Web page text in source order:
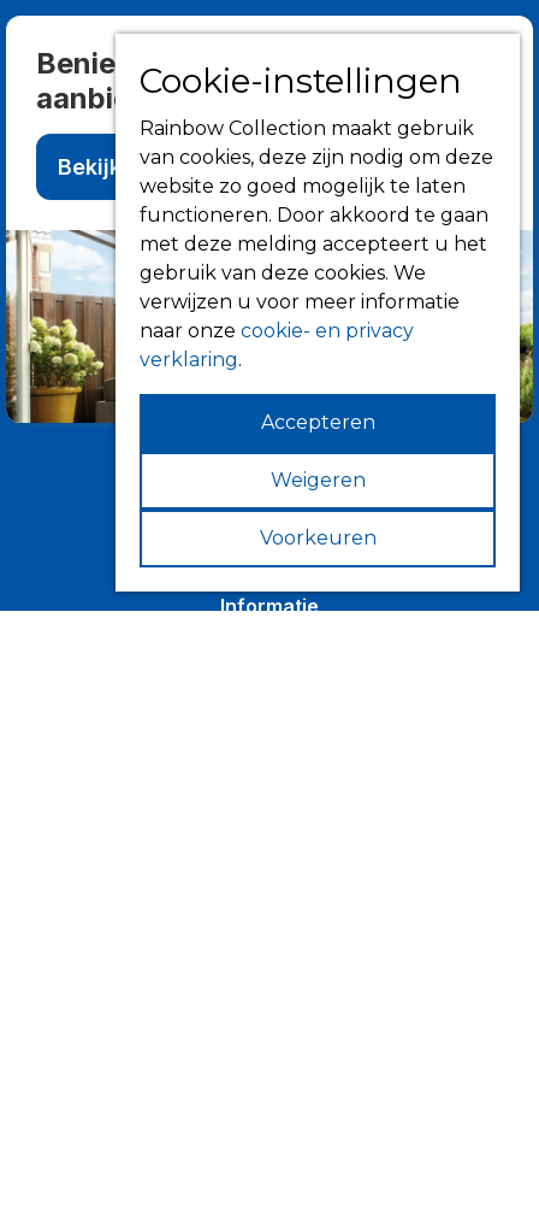
Benieuwd wat we allemaal
aanbieden?
Bekijk alle producten
Informatie
Cookie-instellingen
Rainbow Collection maakt gebruik
van cookies, deze zijn nodig om deze
website zo goed mogelijk te laten
functioneren. Door akkoord te gaan
met deze melding accepteert u het
gebruik van deze cookies. We
verwijzen u voor meer informatie
naar onze cookie- en privacy
verklaring.
Accepteren
Weigeren
Voorkeuren